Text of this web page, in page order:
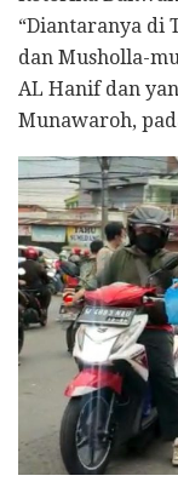
“Diantaranya di
dan Musholla-
AL Hanif dan
Munawaroh,